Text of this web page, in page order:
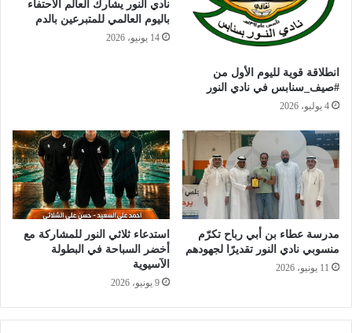
انطلاقة قوية لليوم الأول من
#صيف_سنابس في نادي النور
4 يوليو، 2026
نادي النور يشارك العالم الاحتفاء
باليوم العالمي للمتبرعين بالدم
14 يونيو، 2026
مدرسة عطاء بن أبي رباح تكرّم
منسوبي نادي النور تقديرًا لجهودهم
11 يونيو، 2026
استدعاء ثلاثي النور للمشاركة مع
أخضر السباحة في البطولة
الآسيوية
9 يونيو، 2026